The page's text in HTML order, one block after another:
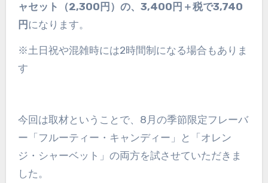
ャセット（2,300円）の、3,400円＋税で3,740
円 になります。
※土日祝や混雑時には2時間制になる場合もありま
す
今回は取材ということで、8月の季節限定フレーバ
ー「フルーティー・キャンディー」と「オレン
ジ・シャーベット」の両方を試させていただきま
した。